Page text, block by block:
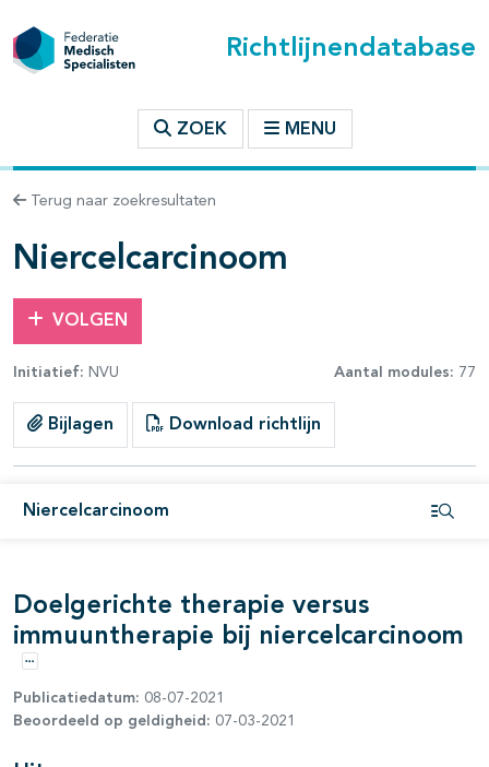
Richtlijnendatabase
ZOEK MENU
Terug naar zoekresultaten
Niercelcarcinoom
VOLGEN
Initiatief: NVU Aantal modules: 77
Bijlagen Download richtlijn
Niercelcarcinoom
binnen deze richtlijn
open- en dichtklappen
open- en dichtklappen
open- en dichtklappen
open- en dichtklappen
open- en dichtklappen
open- en dichtklappen
Doelgerichte therapie versus
immuuntherapie bij niercelcarcinoom
Opties
Publicatiedatum: 08-07-2021
Beoordeeld op geldigheid: 07-03-2021